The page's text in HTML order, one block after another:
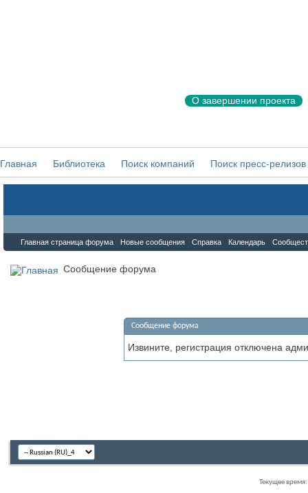
О завершении проекта
Главная Библиотека Поиск компаний Поиск пресс-релизов
Главная страница форума Новые сообщения Справка Календарь
Сообщение форума
Сообщение форума
Извините, регистрация отключена
Текущее время: